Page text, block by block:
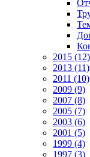
2015 (12)
2013 (11)
2011 (10)
2009 (9)
2007 (8)
2005 (7)
2003 (6)
2001 (5)
1999 (4)
1997 (3)